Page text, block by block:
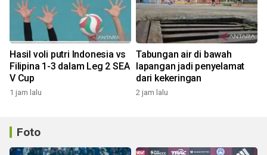
Hasil voli putri Indonesia vs
Filipina 1-3 dalam Leg 2 SEA
V Cup
1 jam lalu
Tabungan air di bawah
lapangan jadi penyelamat
dari kekeringan
2 jam lalu
Foto